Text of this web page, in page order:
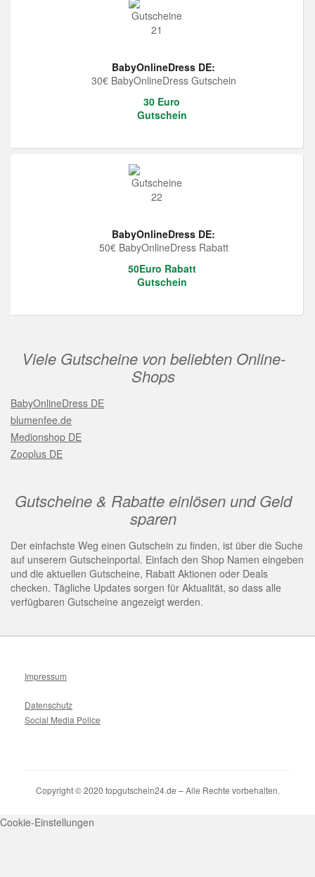
BabyOnlineDress DE:
30€ BabyOnlineDress Gutschein
30 Euro
Gutschein
BabyOnlineDress DE:
50€ BabyOnlineDress Rabatt
50Euro Rabatt
Gutschein
Viele Gutscheine von beliebten Online-
Shops
BabyOnlineDress DE
blumenfee.de
Medionshop DE
Zooplus DE
Gutscheine & Rabatte einlösen und Geld
sparen
Der einfachste Weg einen Gutschein zu finden, ist über die Suche
auf unserem Gutscheinportal. Einfach den Shop Namen eingeben
und die aktuellen Gutscheine, Rabatt Aktionen oder Deals
checken. Tägliche Updates sorgen für Aktualität, so dass alle
verfügbaren Gutscheine angezeigt werden.
Impressum
Datenschutz
Social Media Police
Copyright © 2020 topgutschein24.de – Alle Rechte vorbehalten.
Cookie-Einstellungen